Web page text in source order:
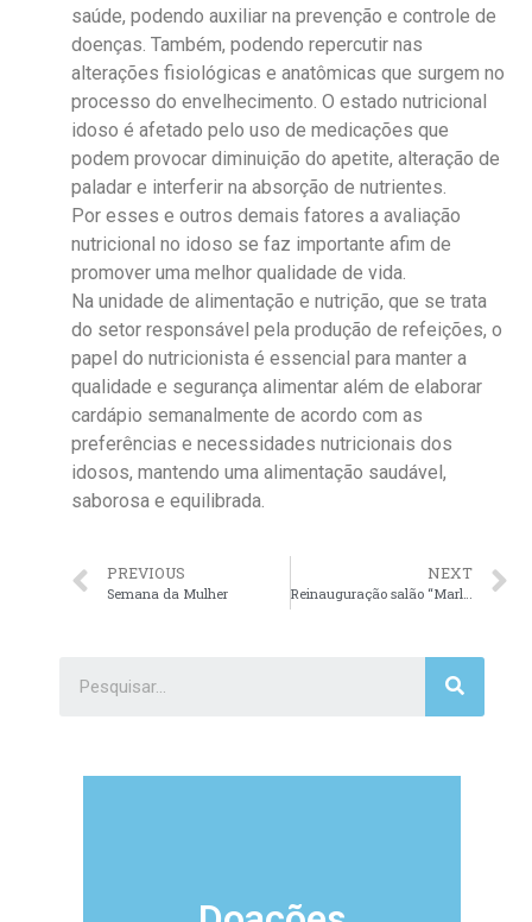
saúde, podendo auxiliar na prevenção e controle de
doenças. Também, podendo repercutir nas
alterações fisiológicas e anatômicas que surgem no
processo do envelhecimento. O estado nutricional
idoso é afetado pelo uso de medicações que
podem provocar diminuição do apetite, alteração de
paladar e interferir na absorção de nutrientes.
Por esses e outros demais fatores a avaliação
nutricional no idoso se faz importante afim de
promover uma melhor qualidade de vida.
Na unidade de alimentação e nutrição, que se trata
do setor responsável pela produção de refeições, o
papel do nutricionista é essencial para manter a
qualidade e segurança alimentar além de elaborar
cardápio semanalmente de acordo com as
preferências e necessidades nutricionais dos
idosos, mantendo uma alimentação saudável,
saborosa e equilibrada.
PREVIOUS
Semana da Mulher
NEXT